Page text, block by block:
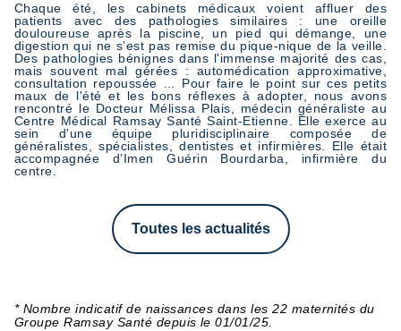
Chaque été, les cabinets médicaux voient affluer des
patients avec des pathologies similaires : une oreille
douloureuse après la piscine, un pied qui démange, une
digestion qui ne s’est pas remise du pique-nique de la veille.
Des pathologies bénignes dans l'immense majorité des cas,
mais souvent mal gérées : automédication approximative,
consultation repoussée … Pour faire le point sur ces petits
maux de l'été et les bons réflexes à adopter, nous avons
rencontré le Docteur Mélissa Plais, médecin généraliste au
Centre Médical Ramsay Santé Saint-Etienne. Elle exerce au
sein d'une équipe pluridisciplinaire composée de
généralistes, spécialistes, dentistes et infirmières. Elle était
accompagnée d’Imen Guérin Bourdarba, infirmière du
centre.
Toutes les actualités
* Nombre indicatif de naissances dans les 22 maternités du
Groupe Ramsay Santé depuis le 01/01/25.